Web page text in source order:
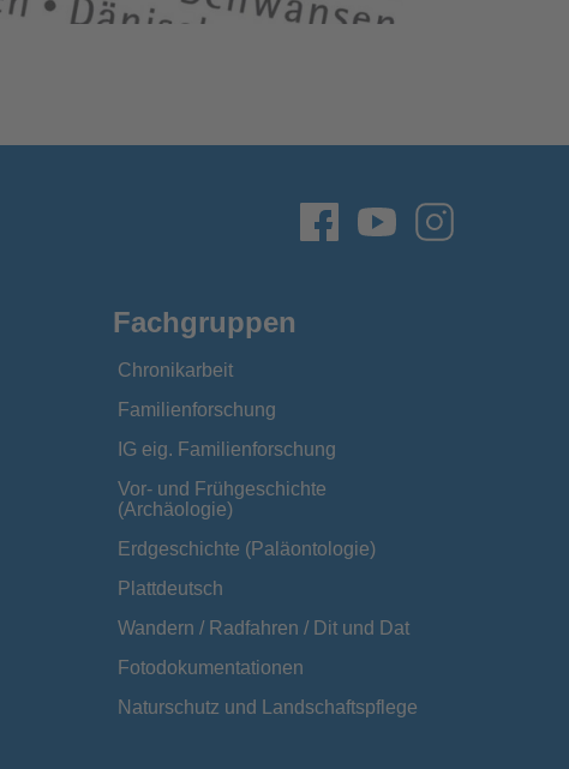
Fachgruppen
Chronikarbeit
Familienforschung
IG eig. Familienforschung
Vor- und Frühgeschichte
(Archäologie)
Erdgeschichte (Paläontologie)
Plattdeutsch
Wandern / Radfahren / Dit und Dat
Fotodokumentationen
Naturschutz und Landschaftspflege